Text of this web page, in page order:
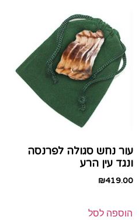
עור נחש סגולה לפרנסה
ונגד עין הרע
₪419.00
הוספה לסל